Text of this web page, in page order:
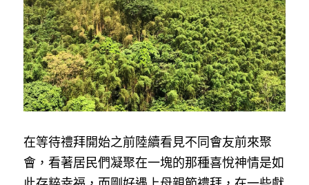
在等待禮拜開始之前陸續看見不同會友前來聚
會，看著居民們凝聚在一塊的那種喜悅神情是如